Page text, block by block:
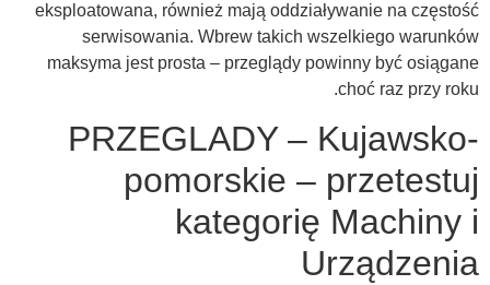
eksploatowana, również mają oddziaływanie na częstość
serwisowania. Wbrew takich wszelkiego warunków
maksyma jest prosta – przeglądy powinny być osiągane
choć raz przy roku.
PRZEGLADY – Kujawsko-
pomorskie – przetestuj
kategorię Machiny i
Urządzenia